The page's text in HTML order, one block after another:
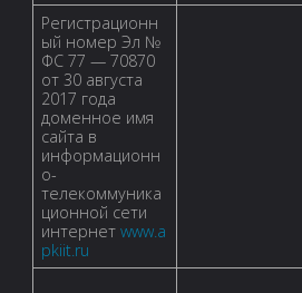
Регистрационн
ый номер Эл №
ФС 77 — 70870
от 30 августа
2017 года
доменное имя
сайта в
информационн
о-
телекоммуника
ционной сети
интернет www.a
pkiit.ru